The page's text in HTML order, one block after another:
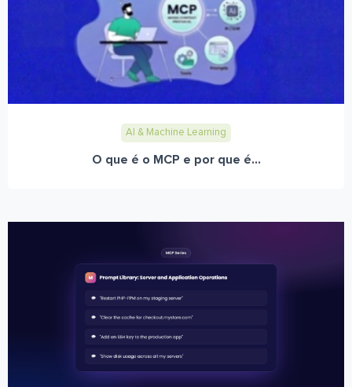
AI & Machine Learning
O que é o MCP e por que é...